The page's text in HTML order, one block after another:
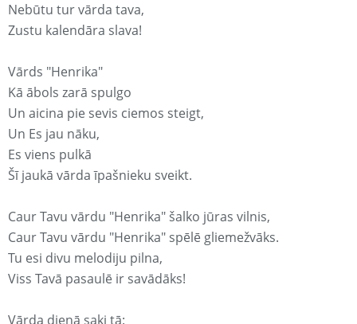
Nebūtu tur vārda tava,
Zustu kalendāra slava!
Vārds "Henrika"
Kā ābols zarā spulgo
Un aicina pie sevis ciemos steigt,
Un Es jau nāku,
Es viens pulkā
Šī jaukā vārda īpašnieku sveikt.
Caur Tavu vārdu "Henrika" šalko jūras vilnis,
Caur Tavu vārdu "Henrika" spēlē gliemežvāks.
Tu esi divu melodiju pilna,
Viss Tavā pasaulē ir savādāks!
Vārda dienā saki tā: